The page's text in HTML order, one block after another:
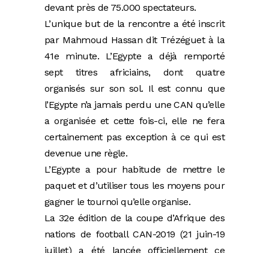
devant près de 75.000 spectateurs.
L’unique but de la rencontre a été inscrit
par Mahmoud Hassan dit Trézéguet à la
41e minute. L’Egypte a déjà remporté
sept titres africiains, dont quatre
organisés sur son sol. Il est connu que
l’Egypte n’a jamais perdu une CAN qu’elle
a organisée et cette fois-ci, elle ne fera
certainement pas exception à ce qui est
devenue une règle.
L’Egypte a pour habitude de mettre le
paquet et d’utiliser tous les moyens pour
gagner le tournoi qu’elle organise.
La 32e édition de la coupe d’Afrique des
nations de football CAN-2019 (21 juin-19
juillet) a été lancée officiellement ce